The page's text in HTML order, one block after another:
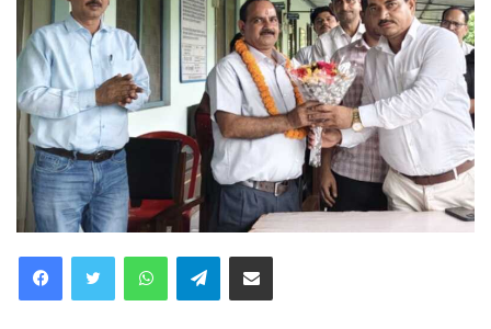
WhatsAppTelegramShare via Email